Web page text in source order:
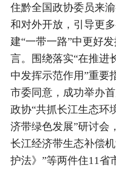
住黔全国政协委员来
和对外开放，引导更
建“一带一路”中更好
言。围绕落实“在推进
中发挥示范作用”重要
市委同意，成功举办
政协“共抓长江生态环
济带绿色发展”研讨会
长江经济带生态补偿
护法》”等两件住11省